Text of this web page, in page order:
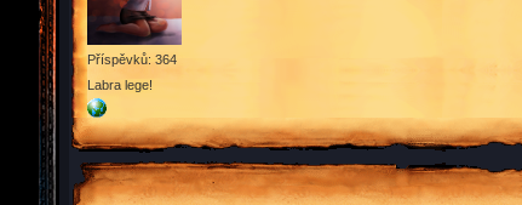
Příspěvků: 364
Labra lege!